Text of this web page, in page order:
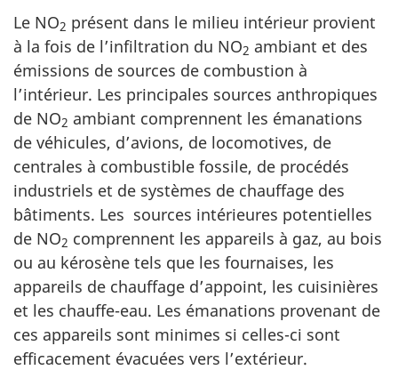
Le NO2 présent dans le milieu intérieur provient
à la fois de l’infiltration du NO2 ambiant et des
émissions de sources de combustion à
l’intérieur. Les principales sources anthropiques
de NO2 ambiant comprennent les émanations
de véhicules, d’avions, de locomotives, de
centrales à combustible fossile, de procédés
industriels et de systèmes de chauffage des
bâtiments. Les sources intérieures potentielles
de NO2 comprennent les appareils à gaz, au bois
ou au kérosène tels que les fournaises, les
appareils de chauffage d’appoint, les cuisinières
et les chauffe-eau. Les émanations provenant de
ces appareils sont minimes si celles-ci sont
efficacement évacuées vers l’extérieur.